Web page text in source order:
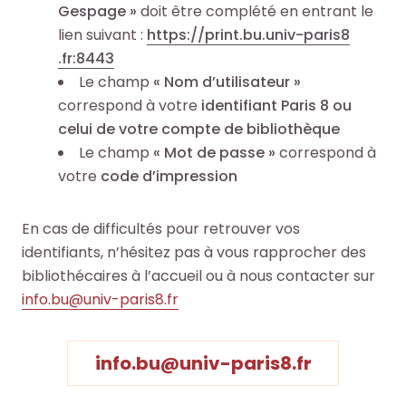
Gespage » doit être complété en entrant le
lien suivant : https://​print​.bu​.univ​-paris8​
.fr:8443
Le champ « Nom d’utilisateur »
correspond à votre identifiant Paris 8 ou
celui de votre compte de bibliothèque
Le champ « Mot de passe » correspond à
votre code d’impression
En cas de difficultés pour retrouver vos
identifiants, n’hésitez pas à vous rapprocher des
bibliothécaires à l’accueil ou à nous contacter sur
info.bu@univ-paris8.fr
info.bu@univ-paris8.fr